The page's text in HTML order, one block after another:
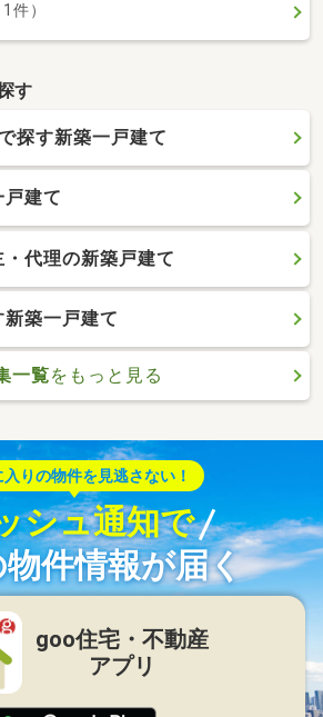
1件）
す
探す新築一戸建て
建て
代理の新築戸建て
築一戸建て
一覧をもっと見る
入りの物件を見逃さない！
シュ通知で
件情報が届く
goo住宅・不動産
アプリ